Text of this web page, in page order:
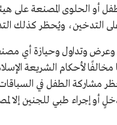
أو الحلوى المصنعة على
التدخين، ويُحظر كذلك
وعرض وتداول وحيازة أي
لأحكام الشريعة
مشاركة الطفل في
أو إجراء طبي للجنين إلا